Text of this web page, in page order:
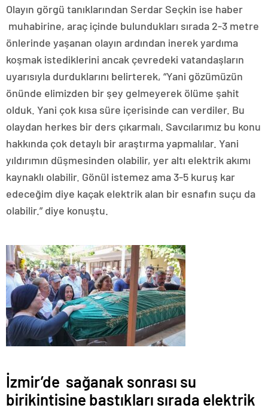
Olayın görgü tanıklarından Serdar Seçkin ise haber
muhabirine, araç içinde bulundukları sırada 2-3 metre
önlerinde yaşanan olayın ardından inerek yardıma
koşmak istediklerini ancak çevredeki vatandaşların
uyarısıyla durduklarını belirterek, “Yani gözümüzün
önünde elimizden bir şey gelmeyerek ölüme şahit
olduk. Yani çok kısa süre içerisinde can verdiler. Bu
olaydan herkes bir ders çıkarmalı. Savcılarımız bu konu
hakkında çok detaylı bir araştırma yapmalılar. Yani
yıldırımın düşmesinden olabilir, yer altı elektrik akımı
kaynaklı olabilir. Gönül istemez ama 3-5 kuruş kar
edeceğim diye kaçak elektrik alan bir esnafın suçu da
olabilir.” diye konuştu.
İzmir’de sağanak sonrası su
birikintisine bastıkları sırada elektrik